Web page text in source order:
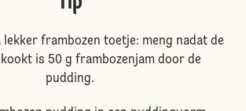
frambozen toetje: meng nadat de
is 50 g frambozenjam door de
pudding.